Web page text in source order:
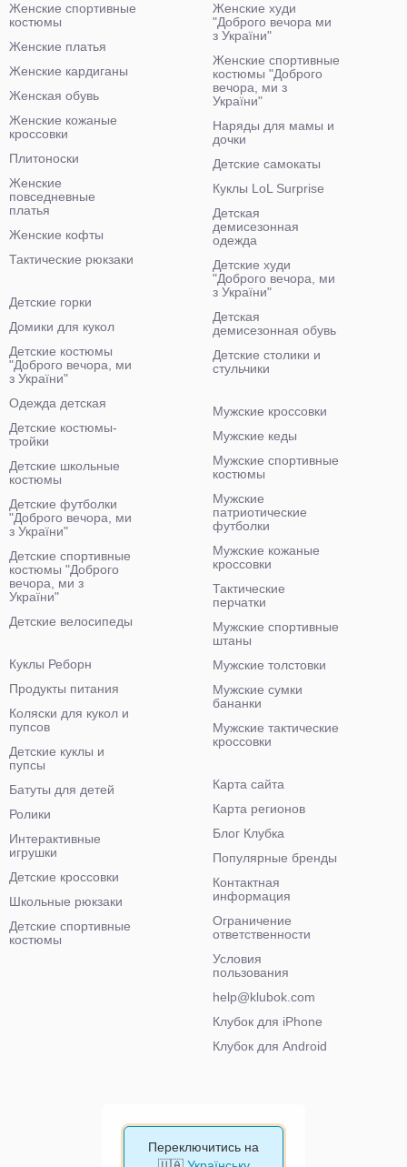
Женские спортивные
костюмы
Женские платья
Женские кардиганы
Женская обувь
Женские кожаные
кроссовки
Плитоноски
Женские
повседневные
платья
Женские кофты
Тактические рюкзаки
Женские худи
"Доброго вечора ми
з України"
Женские спортивные
костюмы "Доброго
вечора, ми з
України"
Наряды для мамы и
дочки
Детские самокаты
Куклы LoL Surprise
Детская
демисезонная
одежда
Детские худи
"Доброго вечора, ми
з України"
Детская
демисезонная обувь
Детские столики и
стульчики
Детские горки
Домики для кукол
Детские костюмы
"Доброго вечора, ми
з України"
Одежда детская
Детские костюмы-
тройки
Детские школьные
костюмы
Детские футболки
"Доброго вечора, ми
з України"
Детские спортивные
костюмы "Доброго
вечора, ми з
України"
Детские велосипеды
Мужские кроссовки
Мужские кеды
Мужские спортивные
костюмы
Мужские
патриотические
футболки
Мужские кожаные
кроссовки
Тактические
перчатки
Мужские спортивные
штаны
Мужские толстовки
Мужские сумки
бананки
Мужские тактические
кроссовки
Куклы Реборн
Продукты питания
Коляски для кукол и
пупсов
Детские куклы и
пупсы
Батуты для детей
Ролики
Интерактивные
игрушки
Детские кроссовки
Школьные рюкзаки
Детские спортивные
костюмы
Карта сайта
Карта регионов
Блог Клубка
Популярные бренды
Контактная
информация
Ограничение
ответственности
Условия
пользования
help@klubok.com
Клубок для iPhone
Клубок для Android
Переключитись на